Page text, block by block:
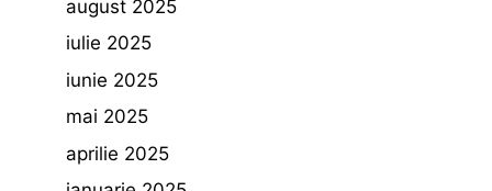
august 2025
iulie 2025
iunie 2025
mai 2025
aprilie 2025